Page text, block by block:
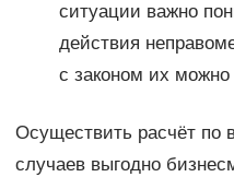
ситуации важно
действия
с законом их можно
Осуществить расчёт по
случаев выгодно